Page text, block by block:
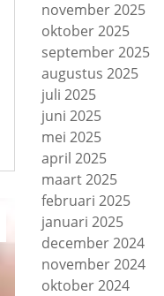
november 2025
oktober 2025
september 2025
augustus 2025
juli 2025
juni 2025
mei 2025
april 2025
maart 2025
februari 2025
januari 2025
december 2024
november 2024
oktober 2024